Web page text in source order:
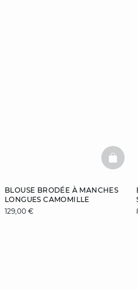
BLOUSE BRODÉE À MANCHES
LONGUES CAMOMILLE
129,00 €